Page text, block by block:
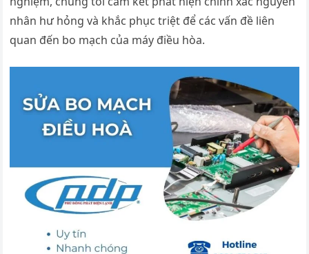
nhân hư hỏng và khắc phục triệt để các vấn đề liên
quan đến bo mạch của máy điều hòa.